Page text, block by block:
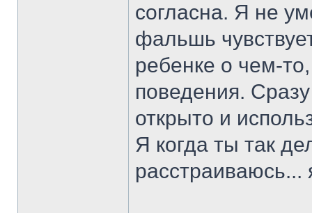
согласна. Я не
фальшь
ребенке о чем-
поведения.
открыто и
Я когда ты так
расстраиваюсь...